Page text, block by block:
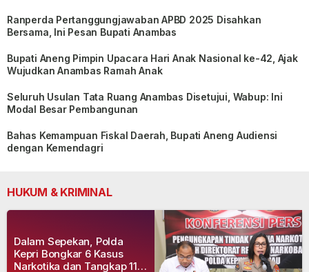
Ranperda Pertanggungjawaban APBD 2025 Disahkan
Bersama, Ini Pesan Bupati Anambas
Bupati Aneng Pimpin Upacara Hari Anak Nasional ke-42, Ajak
Wujudkan Anambas Ramah Anak
Seluruh Usulan Tata Ruang Anambas Disetujui, Wabup: Ini
Modal Besar Pembangunan
Bahas Kemampuan Fiskal Daerah, Bupati Aneng Audiensi
dengan Kemendagri
HUKUM & KRIMINAL
Dalam Sepekan, Polda
Kepri Bongkar 6 Kasus
Narkotika dan Tangkap 11